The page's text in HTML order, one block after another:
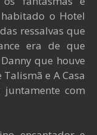
o Hotel
ressalvas que
era de que
que houve
e A Casa
com